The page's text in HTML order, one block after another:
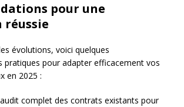
pour une
évolutions, voici quelques
pratiques pour adapter efficacement vos
en 2025 :
complet des contrats existants pour